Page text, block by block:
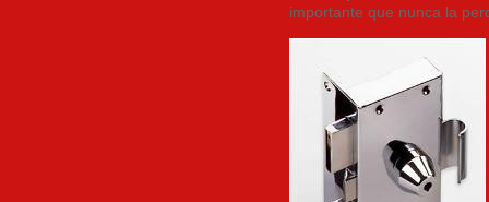
importante que nunca la